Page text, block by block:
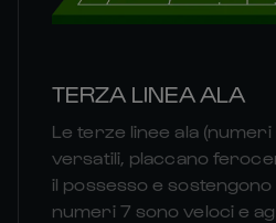
TERZA LINEA ALA
Le terze linee ala
versatili, placcano
il possesso e
numeri 7 sono veloci e